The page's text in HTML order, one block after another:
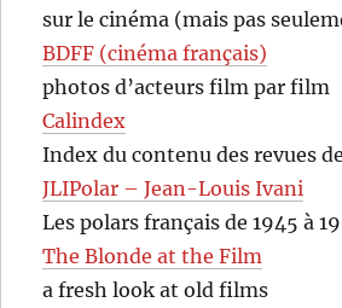
sur le cinéma (mais pas
BDFF (cinéma français)
photos d’acteurs film par film
Calindex
Index du contenu des revues
JLIPolar – Jean-Louis Ivani
Les polars français de 1945 à
The Blonde at the Film
a fresh look at old films